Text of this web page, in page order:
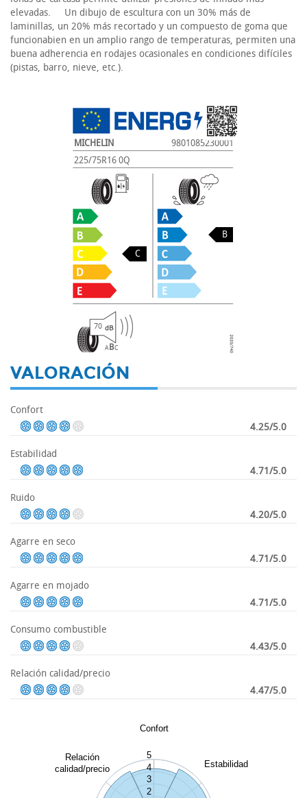
elevadas. Un dibujo de escultura con un 30% más de
laminillas, un 20% más recortado y un compuesto de goma que
funcionabien en un amplio rango de temperaturas, permiten una
buena adherencia en rodajes ocasionales en condiciones difíciles
(pistas, barro, nieve, etc.).
MICHELIN
9801085230001
225/75R16 0Q
C
B
70
ABC
VALORACIÓN
Confort
4.25/5.0
Estabilidad
4.71/5.0
Ruido
4.20/5.0
Agarre en seco
4.71/5.0
Agarre en mojado
4.71/5.0
Consumo combustible
4.43/5.0
Relación calidad/precio
4.47/5.0
Confort
Estabilidad
Relación
calidad/precio
2
3
4
5